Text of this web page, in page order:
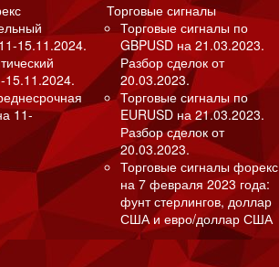
15.11.2024.
15.11.2024.
11-
Торговые сигналы
Торговые сигналы по
GBPUSD на 21.03.2023.
Разбор сделок от
20.03.2023.
Торговые сигналы по
EURUSD на 21.03.2023.
Разбор сделок от
20.03.2023.
Торговые сигналы форекс
на 7 февраля 2023 года:
фунт стерлингов, доллар
США и евро/доллар США